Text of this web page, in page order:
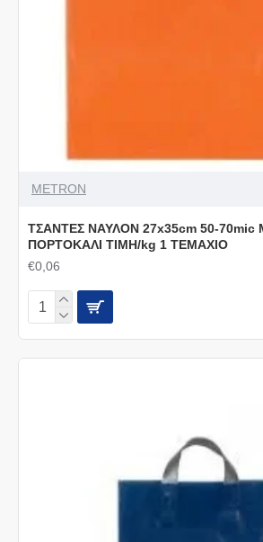
METRON
ΤΣΑΝΤΕΣ ΝΑΥΛΟΝ 27x35cm 50-
ΠΟΡΤΟΚΑΛΙ ΤΙΜΗ/kg 1 ΤΕΜΑΧΙΟ
€0,06